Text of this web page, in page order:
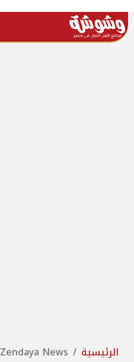
الرئيسية Zendaya News